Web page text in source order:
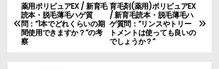
投
稿
育毛剤(薬用)ポリピュアEX
/ 新育毛読本・脱毛薄毛ハ
ゲ質問：“リンスやトリー
トメントは使っても良いの
でしょうか？”
薬用ポリピュアEX / 新育毛
読本・脱毛薄毛ハゲ質
問：“1本でどれくらいの期
間使用できますか？”の考
察